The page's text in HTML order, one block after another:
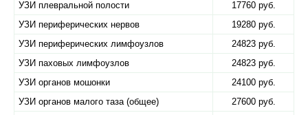
УЗИ плевральной полости
17760 руб.
УЗИ периферических нервов
19280 руб.
УЗИ периферических лимфоузлов
24823 руб.
УЗИ паховых лимфоузлов
24823 руб.
УЗИ органов мошонки
24100 руб.
УЗИ органов малого таза (общее)
27600 руб.